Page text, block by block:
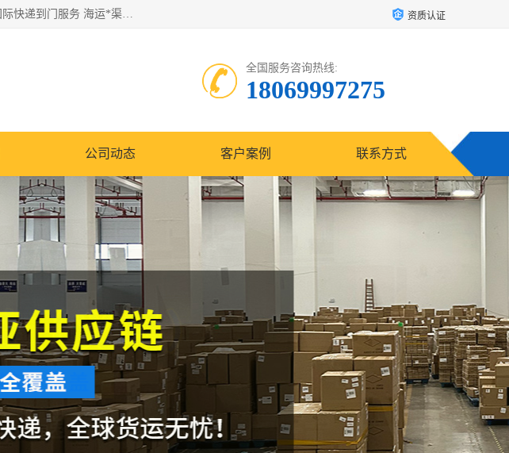
欧洲海运双清包税 美国*专线 加拿大DDP双清 墨西哥跨境空运 澳大利亚专线物流 跨境电商物流服务 国际快递到门服务 海运*渠道 一站式跨境物流解决方案 TikTok/SHEIN专线 电商平台FBA头程运输 国际铁路运输欧洲 UPS/DDHL/联邦快递跨境 美国双清到门物流 跨境*运输 资质认证
全国服务咨询热线:
18069997275
公司动态 客户案例 联系方式